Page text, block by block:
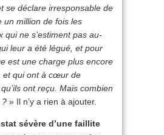
se déclare irresponsable de
un million de fois les
qui ne s’estiment pas au-
leur a été légué, et pour
est une charge plus encore
et qui ont à cœur de
ont reçu. Mais combien
? » Il n’y a rien à ajouter.
sévère d’une faillite